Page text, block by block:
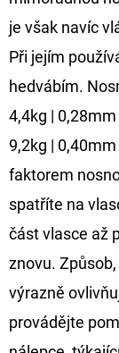
je však navíc
Při jejím
hedvábím.
4,4kg |
9,2kg |
faktorem
spatříte na
část vlasce až
znovu.
výrazně
provádějte
Původně:
40
Kč